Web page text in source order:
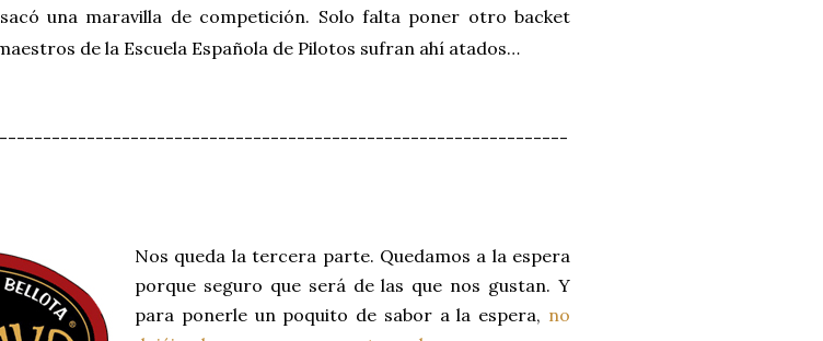
una maravilla de competición. Solo falta poner otro backet
dela Escuela Española de Pilotos sufran ahí atados…
Nos queda la tercera parte. Quedamos a la espera
porque seguro que será de las que nos gustan. Y
para ponerle un poquito de sabor a la espera, no